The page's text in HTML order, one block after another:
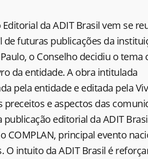
da ADIT Brasil vem se
futuras publicações da
o Conselho decidiu o tema
da entidade. A obra intitulada
pela entidade e editada pela
e aspectos das
editorial da ADIT
COMPLAN, principal evento
O intuito da ADIT Brasil é